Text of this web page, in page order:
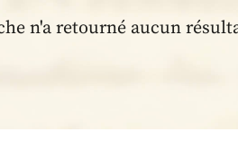
n'a retourné aucun